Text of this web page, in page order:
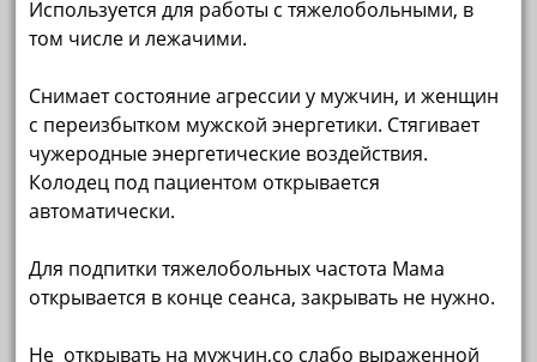
Используется для работы с тяжелобольными, в
том числе и лежачими.
Снимает состояние агрессии у мужчин, и женщин
с переизбытком мужской энергетики. Стягивает
чужеродные энергетические воздействия.
Колодец под пациентом открывается
автоматически.
Для подпитки тяжелобольных частота Мама
открывается в конце сеанса, закрывать не нужно.
Не открывать на мужчин,со слабо выраженной